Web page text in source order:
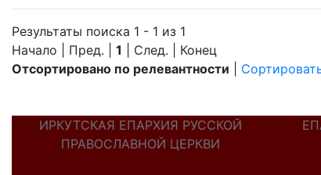
Результаты поиска 1 - 1 из 1
Начало | Пред. | 1 | След. | Конец
Отсортировано по релевантности
ИРКУТСКАЯ ЕПАРХИЯ РУССКОЙ
ПРАВОСЛАВНОЙ ЦЕРКВИ